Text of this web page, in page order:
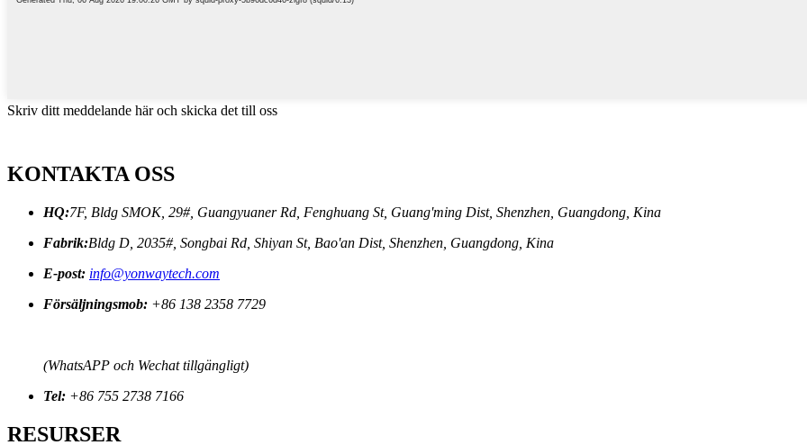
Skriv ditt meddelande här och skicka det till oss
KONTAKTA OSS
HQ:7F, Bldg SMOK, 29#, Guangyuaner Rd, Fenghuang St, Guang'ming Dist, Shenzhen, Guangdong, Kina
Fabrik:Bldg D, 2035#, Songbai Rd, Shiyan St, Bao'an Dist, Shenzhen, Guangdong, Kina
E-post: info@yonwaytech.com
Försäljningsmob: +86 138 2358 7729
(WhatsAPP och Wechat tillgängligt)
Tel: +86 755 2738 7166
RESURSER